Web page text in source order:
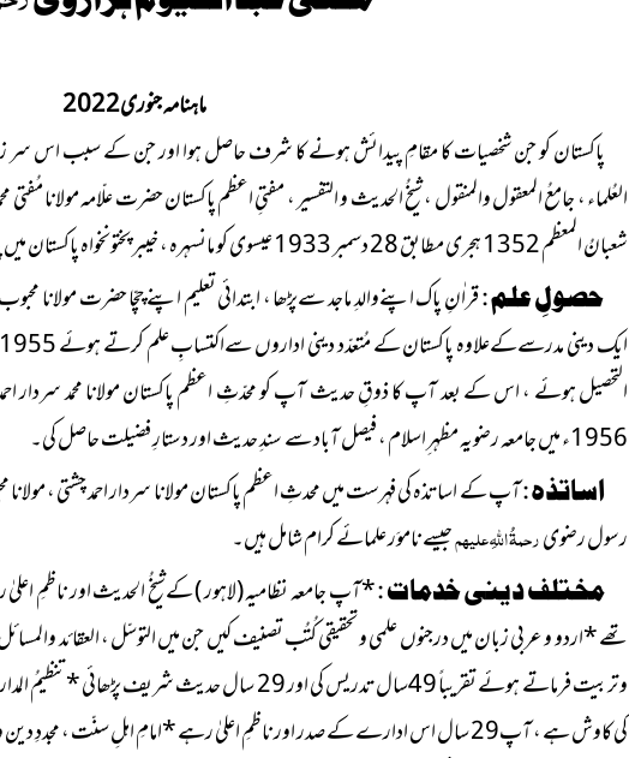
ماہنامہ جنوری2022
پاکستان کو جن شخصیات کا مقامِ پیدائش ہونے کا شرف حاصل ہوا اور جن کے سبب اس سر
العُلماء ، جامعُ المعقول والمنقول ، شیخُ الحدیث و التفسیر ، مفتیِ اعظم پاکستان حضرت علّامہ مولانا مُفتی
شعبانُ المعظم 1352 ہجری مطابق 28 دسمبر 1933 عیسوی کو مانسہرہ ، خیبر پختونخواہ پاکستان
حصولِ علم :قراٰنِ پاک اپنےوالدِ ماجد سےپڑھا ، ابتدائی تعلیم اپنے چچّا حضرت
ایک دینی مدرسےکےعلاوہ پاکستان کے مُتعدّد دینی اداروں سےاکتسابِ علم کرتے ہوئے 1955ء میں مرکزی دارُالعُلوم حِزبُ الاَحْناف
التحصیل ہوئے ، اس کے بعد آپ کا ذوقِ حدیث آپ کو محدّثِ اعظم پاکستان مولانا محمد سردار
1956ء میں جامعہ رضویہ مظہر ِاسلام ، فیصل آباد سے سندِ حدیث اور دستارِ فضیلت حاصل کی۔
اساتذہ :آپ کے اساتذہ کی فہرست میں محدثِ اعظم پاکستان مولانا سردار احمد چشتی ، مولانا
رسول رضویرحمۃُ اللہِ علیہمجیسے ناموَر علمائے کرام شامل ہیں۔
مختلف دینی خدمات :*آپ جامعہ نظامیہ(لاہور )کےشیخُ الحدیث اور ناظمِ
تھے*اردو و عربی زبان میں درجنوں علمی و تحقیقی کُتُب تصنیف کیں جن میں التوسّل ، العقائد
و تربیت فرماتے ہوئے تقریباً 49سال تدریس کی اور 29 سال حدیث شریف پڑھائی
*تنظیمُ
کی کاوش ہے ، آپ29 سال اس ادارے کے صدر اور ناظمِ اعلیٰ رہے
*امامِ اہلِ سنّت ، مجددِ